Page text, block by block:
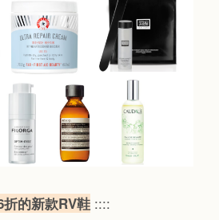
折的新款RV鞋 ::::